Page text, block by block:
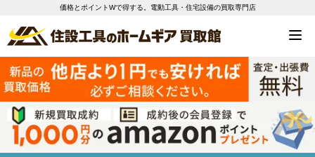
価格とポイントWで得する。電動工具・住宅設備の買取専門店